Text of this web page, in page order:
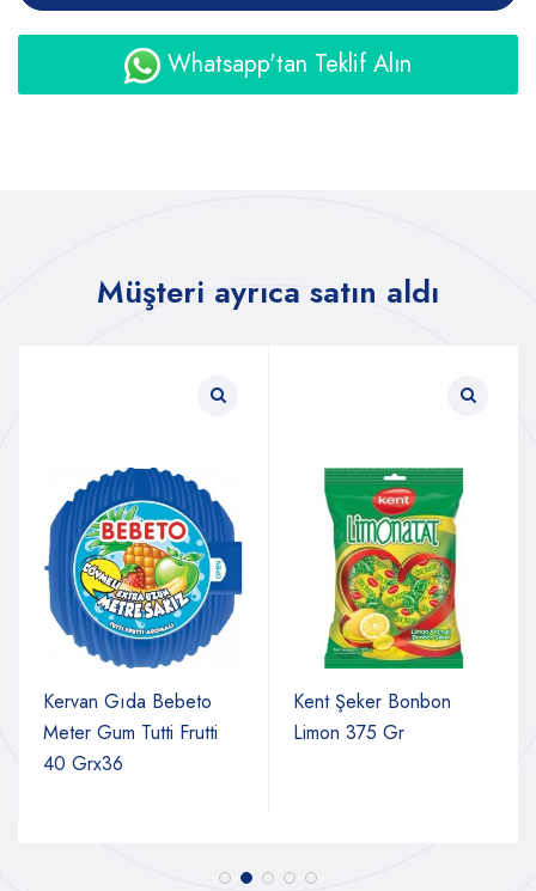
Whatsapp'tan Teklif Alın
Müşteri ayrıca satın aldı
Kervan Gıda Bebeto
Meter Gum Tutti Frutti
40 Grx36
Kent Şeker Bonbon
Limon 375 Gr